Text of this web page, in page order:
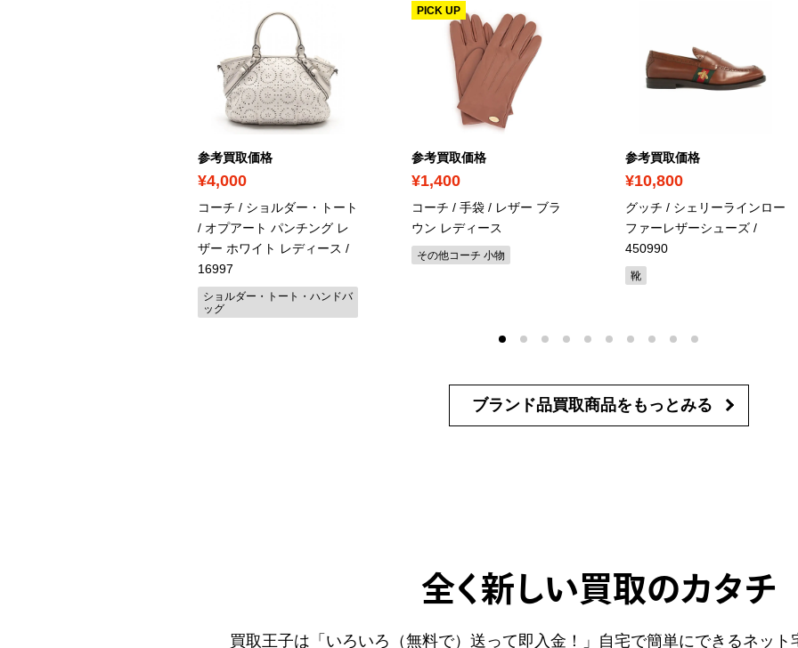
参考買取価格
¥4,000
コーチ / ショルダー・トート
/ オプアート パンチング レ
ザー ホワイト レディース /
16997
ショルダー・トート・ハンドバ
ッグ
参考買取価格
¥1,400
PICK UP
コーチ / 手袋 / レザー ブラ
ウン レディース
その他コーチ 小物
参考買取価格
¥10,800
グッチ / シェリーラインロー
ファーレザーシューズ /
450990
靴
ブランド品買取商品を もっとみる
全く新しい買取のカタチ
買取王子は「いろいろ（無料で）送って即入金！」自宅で簡単にできるネッ